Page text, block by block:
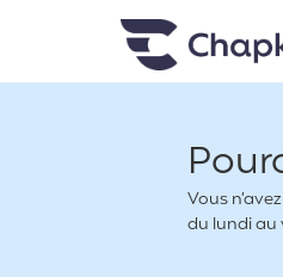
Chapka
Vous
du lundi au